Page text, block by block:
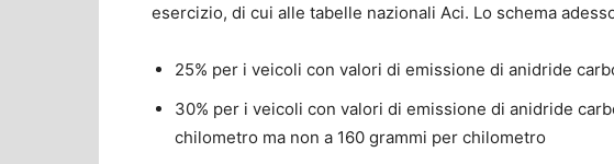
esercizio, di cui alle tabelle nazionali Aci. Lo schema
25% per i veicoli con valori di emissione di anidride
30% per i veicoli con valori di emissione di anidride
chilometro ma non a 160 grammi per chilometro